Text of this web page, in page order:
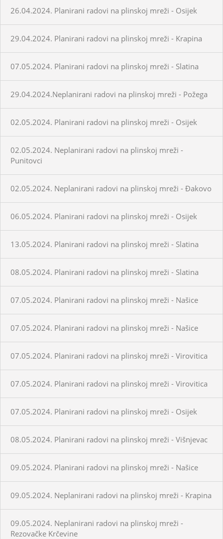
26.04.2024. Planirani radovi na plinskoj mreži - Osijek
29.04.2024. Planirani radovi na plinskoj mreži - Krapina
07.05.2024. Planirani radovi na plinskoj mreži - Slatina
29.04.2024.Neplanirani radovi na plinskoj mreži - Požega
02.05.2024. Planirani radovi na plinskoj mreži - Osijek
02.05.2024. Neplanirani radovi na plinskoj mreži -
Punitovci
02.05.2024. Neplanirani radovi na plinskoj mreži - Đakovo
06.05.2024. Planirani radovi na plinskoj mreži - Osijek
13.05.2024. Planirani radovi na plinskoj mreži - Slatina
08.05.2024. Planirani radovi na plinskoj mreži - Slatina
07.05.2024. Planirani radovi na plinskoj mreži - Našice
07.05.2024. Planirani radovi na plinskoj mreži - Našice
07.05.2024. Planirani radovi na plinskoj mreži - Virovitica
07.05.2024. Planirani radovi na plinskoj mreži - Virovitica
07.05.2024. Planirani radovi na plinskoj mreži - Osijek
08.05.2024. Planirani radovi na plinskoj mreži - Višnjevac
09.05.2024. Planirani radovi na plinskoj mreži - Našice
09.05.2024. Neplanirani radovi na plinskoj mreži - Krapina
09.05.2024. Neplanirani radovi na plinskoj mreži -
Rezovačke Krčevine